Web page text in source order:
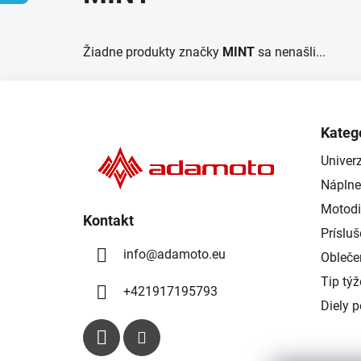
Žiadne produkty značky MINT sa nenašli...
Kontakt
info@adamoto.eu
+421917195793
Tip
Diely